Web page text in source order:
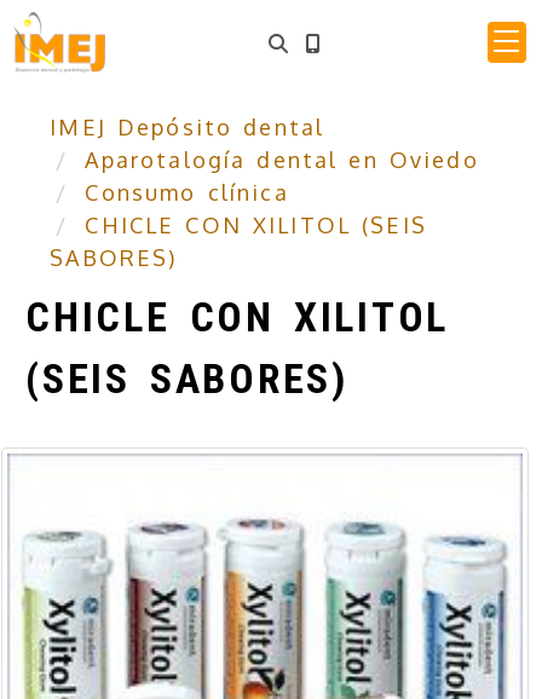
IMEJ Depósito dental
Aparotalogía dental en Oviedo
Consumo clínica
CHICLE CON XILITOL (SEIS
SABORES)
CHICLE CON XILITOL
(SEIS SABORES)